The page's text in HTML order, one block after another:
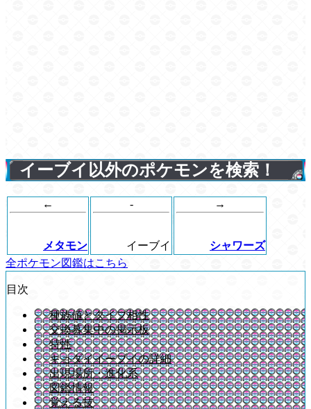
イーブイ以外のポケモンを検索！
←
メタモン
-
イーブイ
→
シャワーズ
全ポケモン図鑑はこちら
目次
種族値とタイプ相性
交換募集中の掲示板
特性
キョダイイーブイの詳細
出現場所・進化系
図鑑情報
覚える技